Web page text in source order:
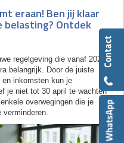
eraan! Ben jij klaar
belasting? Ontdek
regelgeving die vanaf 2026
belangrijk. Door de juiste
inkomsten kun je
je niet tot 30 april te wachten
overwegingen die je
verminderen.